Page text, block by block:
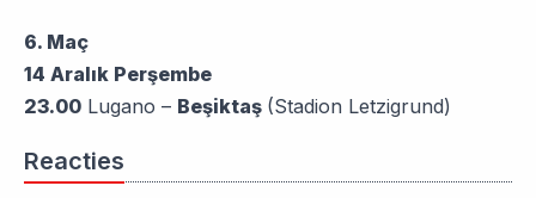
6. Maç
14 Aralık Perşembe
23.00 Lugano – Beşiktaş (Stadion Letzigrund)
Reacties